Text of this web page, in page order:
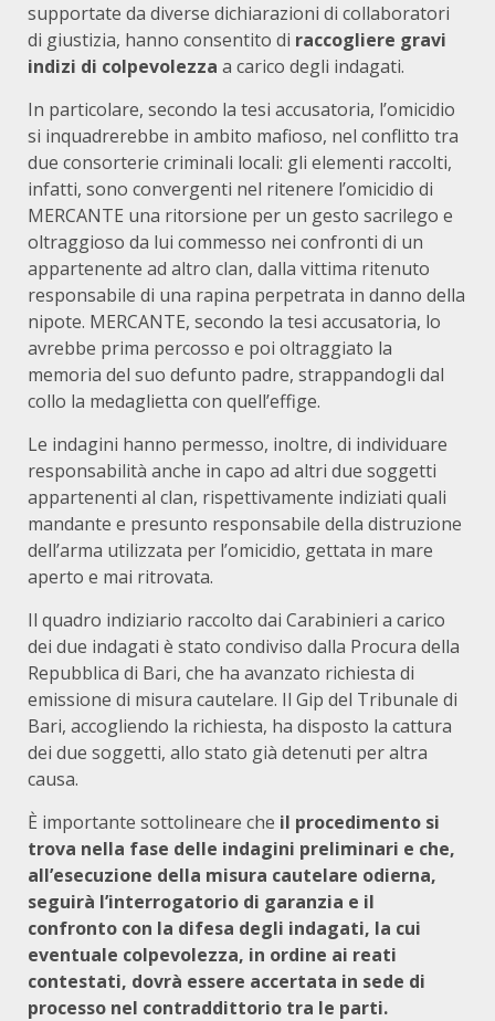
supportate da diverse dichiarazioni di collaboratori
di giustizia, hanno consentito di raccogliere gravi
indizi di colpevolezza a carico degli indagati.
In particolare, secondo la tesi accusatoria, l’omicidio
si inquadrerebbe in ambito mafioso, nel conflitto tra
due consorterie criminali locali: gli elementi raccolti,
infatti, sono convergenti nel ritenere l’omicidio di
MERCANTE una ritorsione per un gesto sacrilego e
oltraggioso da lui commesso nei confronti di un
appartenente ad altro clan, dalla vittima ritenuto
responsabile di una rapina perpetrata in danno della
nipote. MERCANTE, secondo la tesi accusatoria, lo
avrebbe prima percosso e poi oltraggiato la
memoria del suo defunto padre, strappandogli dal
collo la medaglietta con quell’effige.
Le indagini hanno permesso, inoltre, di individuare
responsabilità anche in capo ad altri due soggetti
appartenenti al clan, rispettivamente indiziati quali
mandante e presunto responsabile della distruzione
dell’arma utilizzata per l’omicidio, gettata in mare
aperto e mai ritrovata.
Il quadro indiziario raccolto dai Carabinieri a carico
dei due indagati è stato condiviso dalla Procura della
Repubblica di Bari, che ha avanzato richiesta di
emissione di misura cautelare. Il Gip del Tribunale di
Bari, accogliendo la richiesta, ha disposto la cattura
dei due soggetti, allo stato già detenuti per altra
causa.
È importante sottolineare che il procedimento si
trova nella fase delle indagini preliminari e che,
all’esecuzione della misura cautelare odierna,
seguirà l’interrogatorio di garanzia e il
confronto con la difesa degli indagati, la cui
eventuale colpevolezza, in ordine ai reati
contestati, dovrà essere accertata in sede di
processo nel contraddittorio tra le parti.